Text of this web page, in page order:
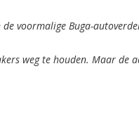
voormalige Buga-
weg te houden. Maar de